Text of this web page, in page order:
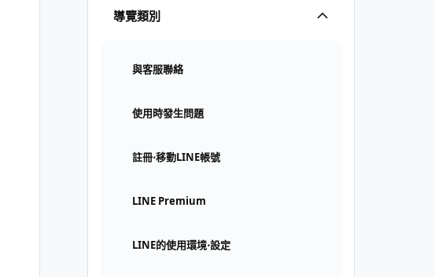
導覽類別
與客服聯絡
使用時發生問題
註冊⋅移動LINE帳號
LINE Premium
LINE的使用環境⋅設定